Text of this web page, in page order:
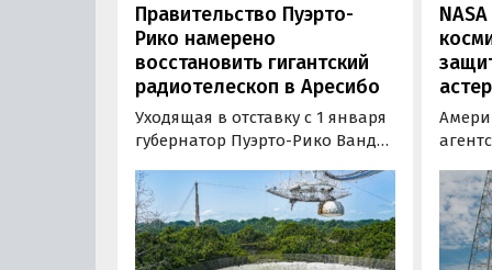
Правительство Пуэрто-
Рико намерено
восстановить гигантский
радиотелескоп в Аресибо
Уходящая в отставку с 1 января
губернатор Пуэрто-Рико Ванда
идею восстановления
знаменитой обсерватории,
расположенной рядом с
городом Аресибо.